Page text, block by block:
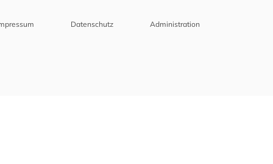
Datenschutz Administration